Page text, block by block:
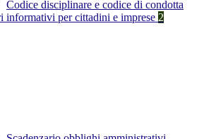
Codice disciplinare e codice di condotta
informativi per cittadini e imprese 2